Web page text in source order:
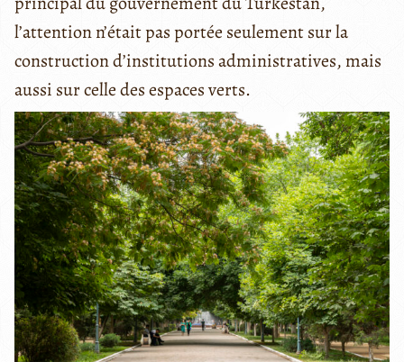
l’attention n’était pas portée seulement sur la
construction d’institutions administratives, mais
aussi sur celle des espaces verts.